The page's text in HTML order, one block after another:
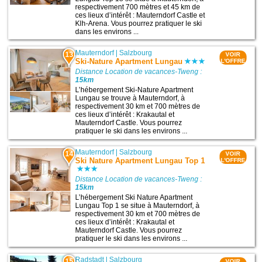
respectivement 700 mètres et 45 km de
ces lieux d’intérêt : Mauterndorf Castle et
Klh-Arena. Vous pourrez pratiquer le ski
dans les environs ...
13 Mauterndorf|Salzbourg
Ski-Nature Apartment Lungau
Distance Location de vacances-Tweng :
15km
L’hébergement Ski-Nature Apartment
Lungau se trouve à Mauterndorf, à
respectivement 30 km et 700 mètres de
ces lieux d’intérêt : Krakautal et
Mauterndorf Castle. Vous pourrez
pratiquer le ski dans les environs ...
VOIR
L'OFFRE
14 Mauterndorf|Salzbourg
Ski Nature Apartment Lungau Top 1
Distance Location de vacances-Tweng :
15km
L’hébergement Ski Nature Apartment
Lungau Top 1 se situe à Mauterndorf, à
respectivement 30 km et 700 mètres de
ces lieux d’intérêt : Krakautal et
Mauterndorf Castle. Vous pourrez
pratiquer le ski dans les environs ...
VOIR
L'OFFRE
Radstadt|Salzbourg